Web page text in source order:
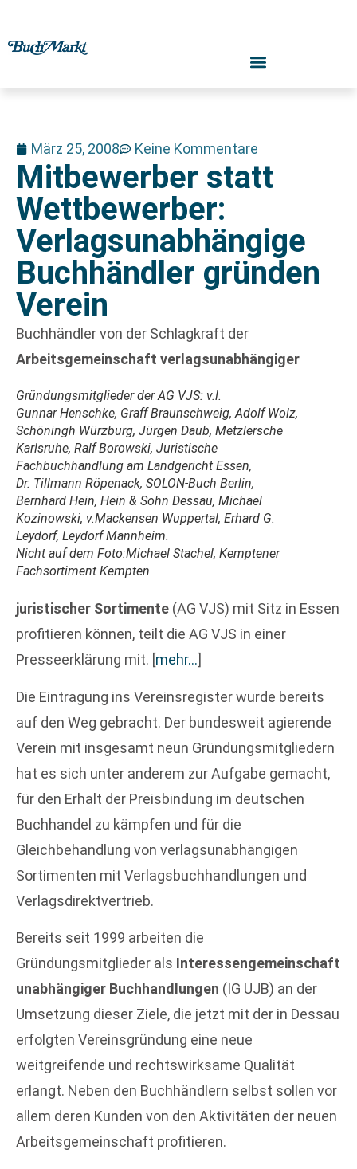
März 25, 2008 Keine Kommentare
Mitbewerber statt
Wettbewerber:
Verlagsunabhängige
Buchhändler gründen
Verein
Buchhändler von der Schlagkraft der
Arbeitsgemeinschaft verlagsunabhängiger
Gründungsmitglieder der AG VJS: v.l.
Gunnar Henschke, Graff Braunschweig, Adolf Wolz,
Schöningh Würzburg, Jürgen Daub, Metzlersche
Karlsruhe, Ralf Borowski, Juristische
Fachbuchhandlung am Landgericht Essen,
Dr. Tillmann Röpenack, SOLON-Buch Berlin,
Bernhard Hein, Hein & Sohn Dessau, Michael
Kozinowski, v.Mackensen Wuppertal, Erhard G.
Leydorf, Leydorf Mannheim.
Nicht auf dem Foto:Michael Stachel, Kemptener
Fachsortiment Kempten
juristischer Sortimente (AG VJS) mit Sitz in Essen
profitieren können, teilt die AG VJS in einer
Presseerklärung mit. [mehr…]
Die Eintragung ins Vereinsregister wurde bereits
auf den Weg gebracht. Der bundesweit agierende
Verein mit insgesamt neun Gründungsmitgliedern
hat es sich unter anderem zur Aufgabe gemacht,
für den Erhalt der Preisbindung im deutschen
Buchhandel zu kämpfen und für die
Gleichbehandlung von verlagsunabhängigen
Sortimenten mit Verlagsbuchhandlungen und
Verlagsdirektvertrieb.
Bereits seit 1999 arbeiten die
Gründungsmitglieder als Interessengemeinschaft
unabhängiger Buchhandlungen (IG UJB) an der
Umsetzung dieser Ziele, die jetzt mit der in Dessau
erfolgten Vereinsgründung eine neue
weitgreifende und rechtswirksame Qualität
erlangt. Neben den Buchhändlern selbst sollen vor
allem deren Kunden von den Aktivitäten der neuen
Arbeitsgemeinschaft profitieren.